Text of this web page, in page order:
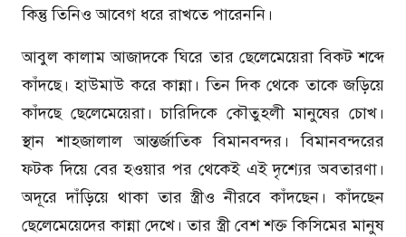
কিন্তু তিনিও আবেগ ধরে রাখতে পারেননি।
আবুল কালাম আজাদকে ঘিরে তার ছেলেমেয়েরা বিকট শব্দে
কাঁদছে। হাউমাউ করে কান্না। তিন দিক থেকে তাকে জড়িয়ে
কাঁদছে ছেলেমেয়েরা। চারিদিকে কৌতুহলী মানুষের চোখ।
স্থান শাহজালাল আন্তর্জাতিক বিমানবন্দর। বিমানবন্দরের
ফটক দিয়ে বের হওয়ার পর থেকেই এই দৃশ্যের অবতারণা।
অদূরে দাঁড়িয়ে থাকা তার স্ত্রীও নীরবে কাঁদছেন। কাঁদছেন
ছেলেমেয়েদের কান্না দেখে। তার স্ত্রী বেশ শক্ত কিসিমের মানুষ